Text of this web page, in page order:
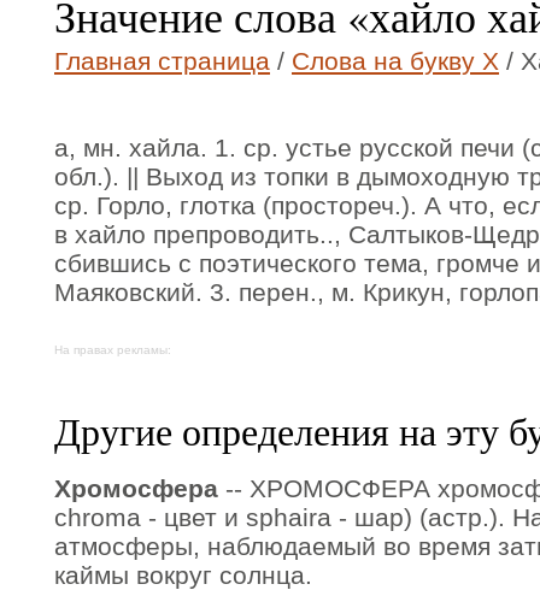
Значение слова «хайло
Главная страница / Слова на букву Х /
а, мн. хайла. 1. ср. устье русской печи
обл.). || Выход из топки в дымоходную
ср. Горло, глотка (простореч.). А что,
в хайло препроводить.., Салтыков-
сбившись с поэтического тема, громче
Маяковский. 3. перен., м. Крикун,
На правах рекламы:
Другие определения на эту
Хромосфера -- ХРОМОСФЕРА
chroma - цвет и sphaira - шар) (астр.).
атмосферы, наблюдаемый во время
каймы вокруг солнца.